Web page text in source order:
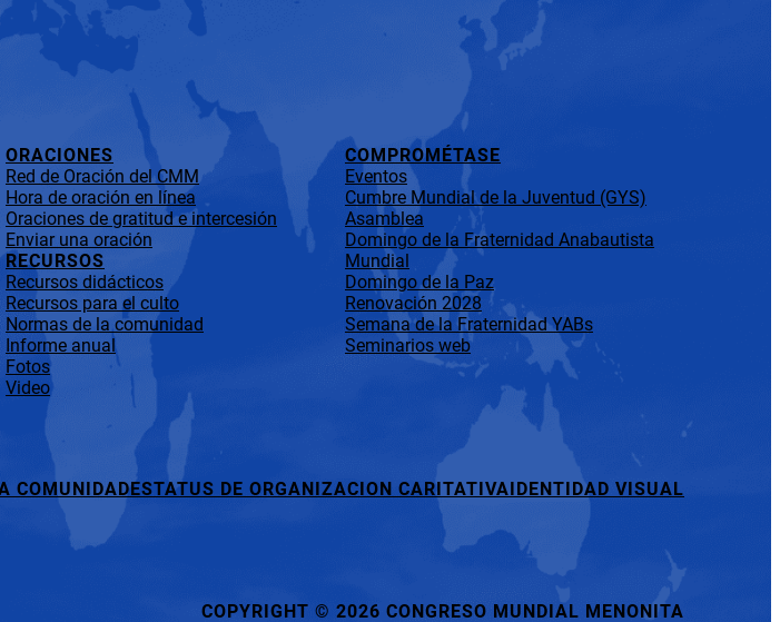
ORACIONES
Red de Oración del CMM
Hora de oración en línea
Oraciones de gratitud e intercesión
Enviar una oración
RECURSOS
Recursos didácticos
Recursos para el culto
Normas de la comunidad
Informe anual
Fotos
Video
COMPROMÉTASE
Eventos
Cumbre Mundial de la Juventud (GYS)
Asamblea
Domingo de la Fraternidad Anabautista
Mundial
Domingo de la Paz
Renovación 2028
Semana de la Fraternidad YABs
Seminarios web
COMUNIDADESTATUS DE ORGANIZACION CARITATIVA IDENTIDAD VISUAL
COPYRIGHT © 2026 CONGRESO MUNDIAL MENONITA